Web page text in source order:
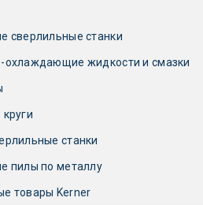
сверлильные станки
охлаждающие жидкости и смазки
станки
пилы по металлу
товары Kerner